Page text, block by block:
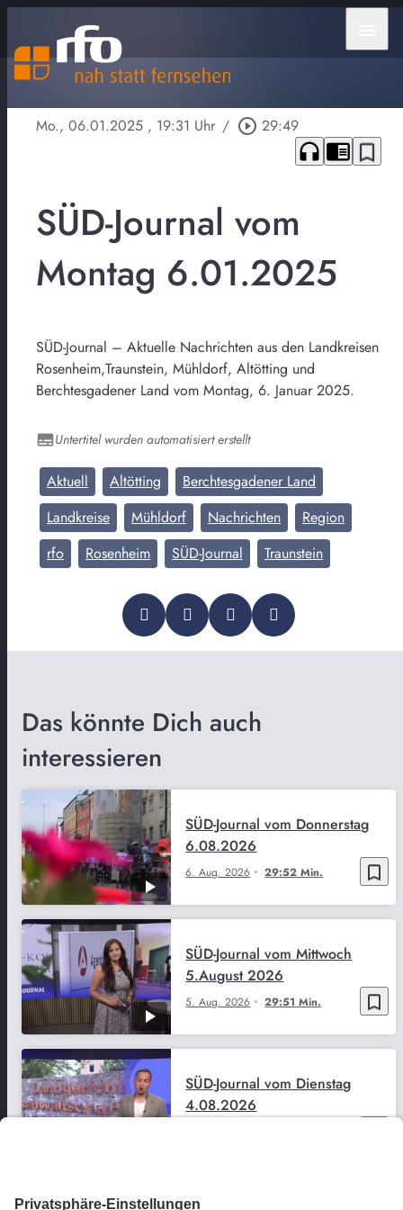
Mo., 06.01.2025 , 19:31 Uhr / play_circle_outline 29:49
headphones chrome_reader_mode bookmark_border
SÜD-Journal vom
Montag 6.01.2025
SÜD-Journal – Aktuelle Nachrichten aus den Landkreisen
Rosenheim,Traunstein, Mühldorf, Altötting und
Berchtesgadener Land vom Montag, 6. Januar 2025.
Untertitel wurden automatisiert erstellt
Aktuell Altötting
Berchtesgadener Land
Landkreise
Mühldorf Nachrichten
Region
rfo
Rosenheim SÜD-Journal Traunstein
Das könnte Dich auch
interessieren
bookmark_border
6. Aug. 2026 29:52 Min.
SÜD-Journal vom Donnerstag
6.08.2026
bookmark_border
5. Aug. 2026 29:51 Min.
SÜD-Journal vom Mittwoch
5.August 2026
SÜD-Journal vom Dienstag
4.08.2026